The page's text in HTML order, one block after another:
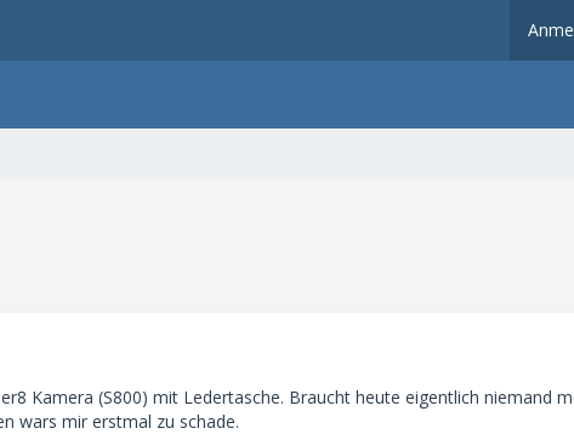
Kamera (S800) mit Ledertasche. Braucht heute eigentlich niemand
wars mir erstmal zu schade.